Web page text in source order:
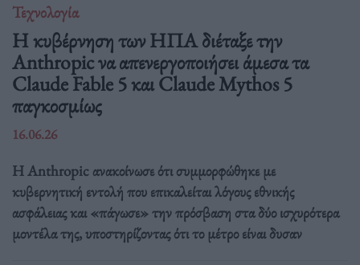
Τεχνολογία
Η κυβέρνηση των ΗΠΑ διέταξε την
Anthropic να απενεργοποιήσει άμεσα τα
Claude Fable 5 και Claude Mythos 5
παγκοσμίως
16.06.26
Η Anthropic ανακοίνωσε ότι συμμορφώθηκε με
κυβερνητική εντολή που επικαλείται λόγους εθνικής
ασφάλειας και «πάγωσε» την πρόσβαση στα δύο ισχυρότερα
μοντέλα της, υποστηρίζοντας ότι το μέτρο είναι δυσαν